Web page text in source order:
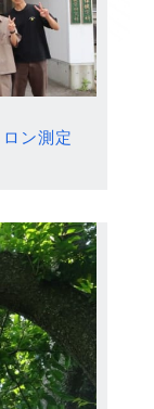
ン測定